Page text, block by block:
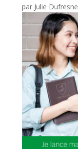
par Julie Dufresne